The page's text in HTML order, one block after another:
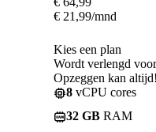
€ 21,99/mnd
Kies een plan
Wordt verlengd
Opzeggen kan altijd!
8 vCPU cores
32 GB RAM